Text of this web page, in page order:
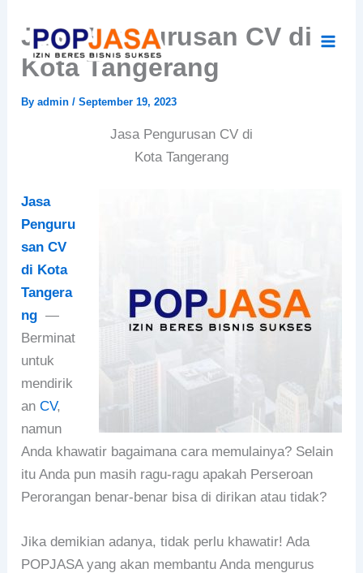
content
Jasa Pengurusan CV di
Kota Tangerang
Byadmin/September 19, 2023
Jasa Pengurusan CV di
Kota Tangerang
Jasa
Penguru
san CV
di Kota
Tangera
ng—
Berminat
untuk
mendirik
anCV,
namun
Anda khawatir bagaimana cara memulainya? Selain
itu Anda pun masih ragu-ragu apakah Perseroan
Perorangan benar-benar bisa di dirikan atau tidak?
Jika demikian adanya, tidak perlu khawatir! Ada
POPJASA yang akan membantu Anda mengurus